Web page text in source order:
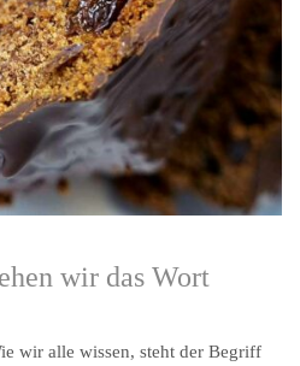
wir das Wort
wir alle wissen, steht der Begriff